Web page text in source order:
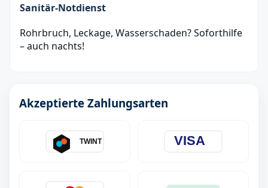
Sanitär‑Notdienst
Rohrbruch, Leckage, Wasserschaden? Soforthilfe
– auch nachts!
Akzeptierte Zahlungsarten
TWINT VISA